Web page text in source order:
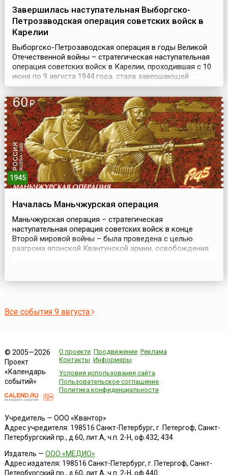
Завершилась наступательная Выборгско-
Петрозаводская операция советских войск в
Карелии
Выборгско-Петрозаводская операция в годы Великой
Отечественной войны – стратегическая наступательная
операция советских войск в Карелии, проходившая с 10
июня по 9 августа 1944 года, стала завершающей
операцией битвы за Ленинград. Цель наступления
заключалась в ликвидации угрозы Ленинграду, а также
в ускорении выхода Финляндии из войны.Успехи
советских войск во время зимней кампании 1944 года ...
1945
Началась Маньчжурская операция
Маньчжурская операция – стратегическая
наступательная операция советских войск в конце
Второй мировой войны – была проведена с целью
разгрома японской Квантунской армии, освобождения
Все события 9 августа
© 2005—2026
Проект
«Календарь
событий»
О проекте Продвижение Реклама
Контакты Информеры
Условия использования сайта
Пользовательское соглашение
Политика конфиденциальности
Учредитель — ООО «Квантор»
Адрес учредителя: 198516 Санкт-Петербург, г. Петергоф, Санкт-
Петербургский пр., д.60, лит.А, ч.п. 2-Н, оф.432, 434
Издатель — ООО «МЕДИО»
Адрес издателя: 198516 Санкт-Петербург, г. Петергоф, Санкт-
Петербургский пр., д.60, лит.А, ч.п. 2-Н, оф.440